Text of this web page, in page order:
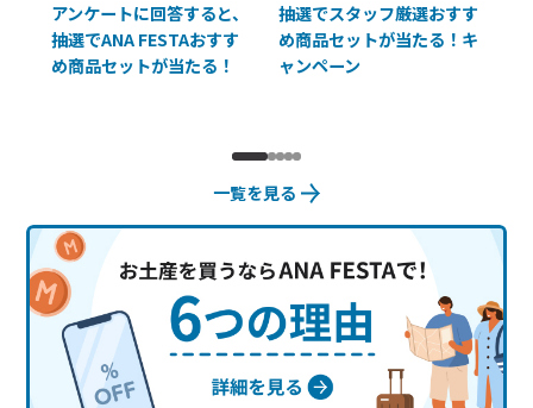
アンケートに回答すると、
抽選でANA FESTAおすす
め商品セットが当たる！
抽選でスタッフ厳選おすす
め商品セットが当たる！キ
ャンペーン
一覧を見る